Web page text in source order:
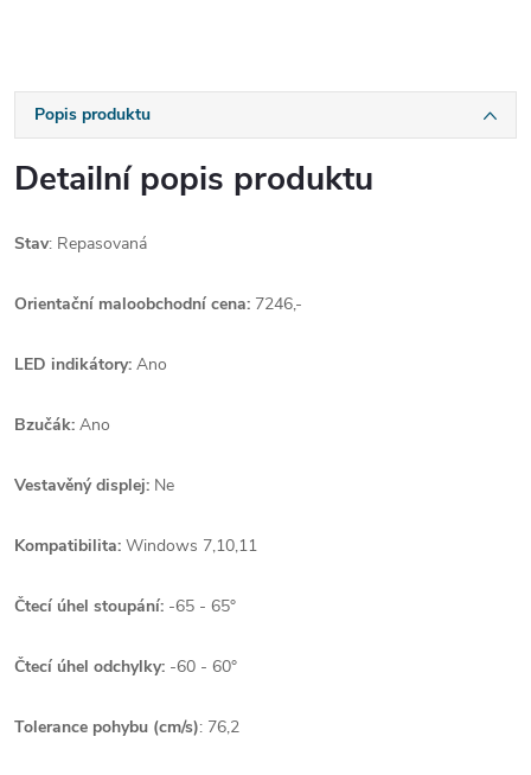
Popis produktu
Detailní popis produktu
Stav: Repasovaná
Orientační maloobchodní cena: 7246,-
LED indikátory: Ano
Bzučák: Ano
Vestavěný displej: Ne
Kompatibilita: Windows 7,10,11
Čtecí úhel stoupání: -65 - 65°
Čtecí úhel odchylky: -60 - 60°
Tolerance pohybu (cm/s): 76,2